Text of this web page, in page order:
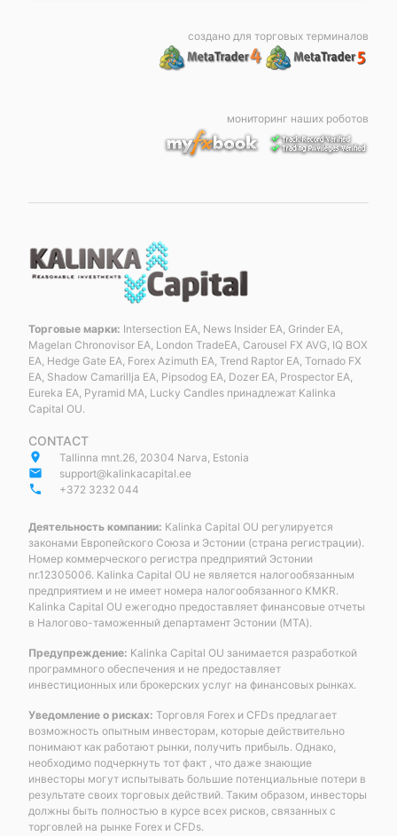
создано для торговых терминалов
мониторинг наших роботов
Торговые марки: Intersection EA, News Insider EA, Grinder EA,
Magelan Chronovisor EA, London TradeEA, Carousel FX AVG, IQ BOX
EA, Hedge Gate EA, Forex Azimuth EA, Trend Raptor EA, Tornado FX
EA, Shadow Camarillja EA, Pipsodog EA, Dozer EA, Prospector EA,
Eureka EA, Pyramid MA, Lucky Candles принадлежат Kalinka
Capital OU.
CONTACT
place Tallinna mnt.26, 20304 Narva, Estonia
email support@kalinkacapital.ee
phone +372 3232 044
Деятельность компании: Kalinka Capital OU регулируется
законами Европейского Союза и Эстонии (страна регистрации).
Номер коммерческого регистра предприятий Эстонии
nr.12305006. Kalinka Capital OU не является налогообязанным
предприятием и не имеет номера налогообязанного KMKR.
Kalinka Capital OU ежегодно предоставляет финансовые отчеты
в Налогово-таможенный департамент Эстонии (MTA).
Предупреждение: Kalinka Capital OU занимается разработкой
программного обеспечения и не предоставляет
инвестиционных или брокерских услуг на финансовых рынках.
Уведомление о рисках: Торговля Forex и CFDs предлагает
возможность опытным инвесторам, которые действительно
понимают как работают рынки, получить прибыль. Однако,
необходимо подчеркнуть тот факт , что даже знающие
инвесторы могут испытывать большие потенциальные потери в
результате своих торговых действий. Таким образом, инвесторы
должны быть полностью в курсе всех рисков, связанных с
торговлей на рынке Forex и CFDs.